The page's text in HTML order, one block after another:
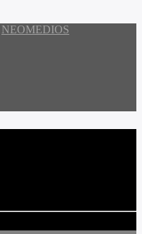
NEOMEDIOS